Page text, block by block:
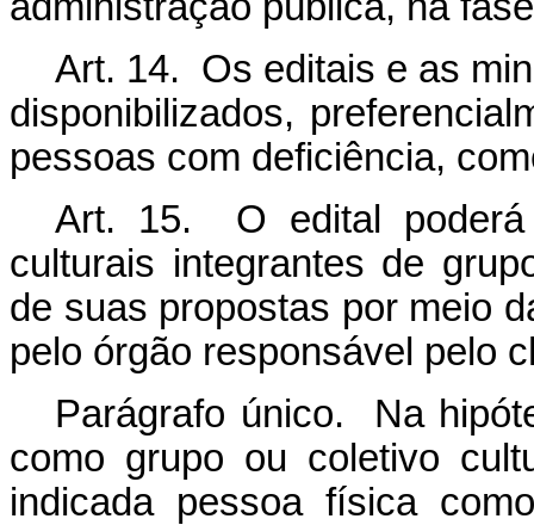
Art. 14. Os editais e as
disponibilizados,
pessoas com deficiência,
Art. 15. O edital poderá
culturais integrantes de
de suas propostas por meio
pelo órgão responsável pelo
Parágrafo único. Na
como grupo ou coletivo
indicada pessoa física